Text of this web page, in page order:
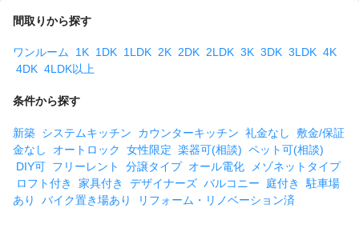
間取りから探す
ワンルーム 1K 1DK 1LDK 2K 2DK 2LDK 3K 3DK 3LDK 4K
4DK 4LDK以上
条件から探す
新築 システムキッチン カウンターキッチン 礼金なし
敷金/保証
金なし
オートロック 女性限定 楽器可(相談) ペット可(相談)
DIY可 フリーレント 分譲タイプ オール電化
メゾネットタイプ
ロフト付き
家具付き デザイナーズ バルコニー 庭付き
駐車場
あり
バイク置き場あり リフォーム・リノベーション済